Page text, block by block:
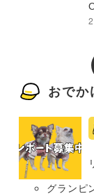
おでか
グランピ